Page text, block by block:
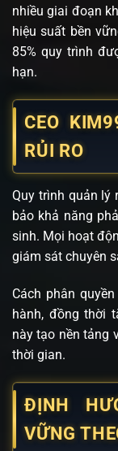
nhiều giai đoạn
hiệu suất bền
85% quy trình
hạn.
CEO
RỦI RO
Quy trình quản lý
bảo khả năng
sinh. Mọi hoạt
giám sát chuyên
Cách phân
hành, đồng thời
này tạo nền tảng
thời gian.
ĐỊNH
VỮNG